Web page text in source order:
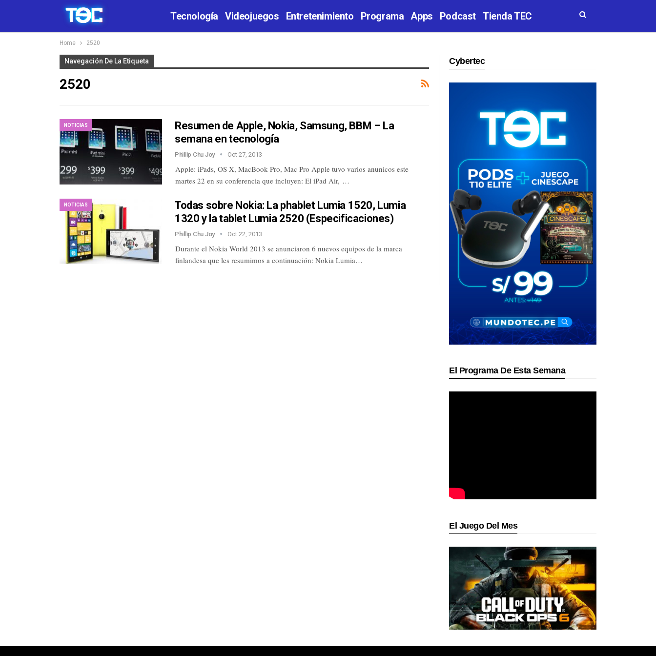
Tecnología Videojuegos Entretenimiento Programa Apps Podcast Tienda TEC
Home 2520
Navegación De La Etiqueta
2520
NOTICIAS
Resumen de Apple, Nokia, Samsung, BBM – La
semana en tecnología
Phillip Chu Joy Oct 27, 2013
Apple: iPads, OS X, MacBook Pro, Mac Pro Apple tuvo varios anunicos este
martes 22 en su conferencia que incluyen: El iPad Air, …
NOTICIAS
Todas sobre Nokia: La phablet Lumia 1520, Lumia
1320 y la tablet Lumia 2520 (Especificaciones)
Phillip Chu Joy Oct 22, 2013
Durante el Nokia World 2013 se anunciaron 6 nuevos equipos de la marca
finlandesa que les resumimos a continuación: Nokia Lumia…
Cybertec
El Programa De Esta Semana
El Juego Del Mes